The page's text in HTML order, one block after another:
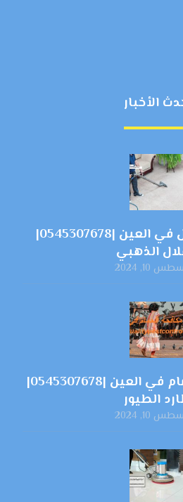
الأخبار
شركة تنظيف فلل في العين |0545307678|
الذهبي
10, 2024
شركة مكافحة الحمام في العين |0545307678|
الطيور
10, 2024